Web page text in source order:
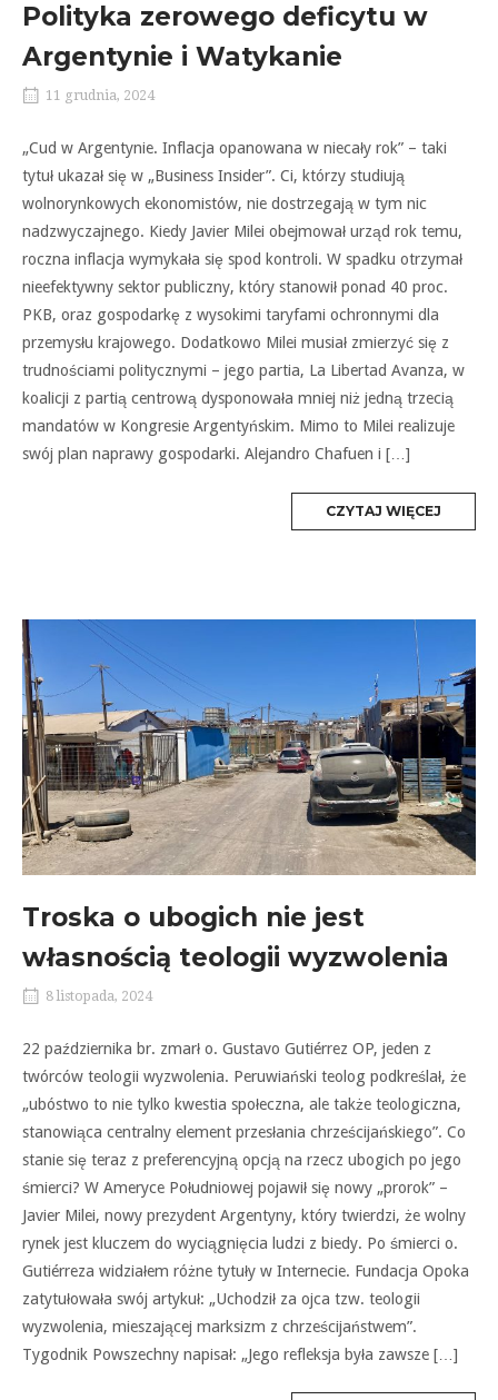
Polityka zerowego deficytu w
Argentynie i Watykanie
11 grudnia, 2024
„Cud w Argentynie. Inflacja opanowana w niecały rok” – taki
tytuł ukazał się w „Business Insider”. Ci, którzy studiują
wolnorynkowych ekonomistów, nie dostrzegają w tym nic
nadzwyczajnego. Kiedy Javier Milei obejmował urząd rok temu,
roczna inflacja wymykała się spod kontroli. W spadku otrzymał
nieefektywny sektor publiczny, który stanowił ponad 40 proc.
PKB, oraz gospodarkę z wysokimi taryfami ochronnymi dla
przemysłu krajowego. Dodatkowo Milei musiał zmierzyć się z
trudnościami politycznymi – jego partia, La Libertad Avanza, w
koalicji z partią centrową dysponowała mniej niż jedną trzecią
mandatów w Kongresie Argentyńskim. Mimo to Milei realizuje
swój plan naprawy gospodarki. Alejandro Chafuen i […]
CZYTAJ WIĘCEJ
Troska o ubogich nie jest
własnością teologii wyzwolenia
8 listopada, 2024
22 października br. zmarł o. Gustavo Gutiérrez OP, jeden z
twórców teologii wyzwolenia. Peruwiański teolog podkreślał, że
„ubóstwo to nie tylko kwestia społeczna, ale także teologiczna,
stanowiąca centralny element przesłania chrześcijańskiego”. Co
stanie się teraz z preferencyjną opcją na rzecz ubogich po jego
śmierci? W Ameryce Południowej pojawił się nowy „prorok” –
Javier Milei, nowy prezydent Argentyny, który twierdzi, że wolny
rynek jest kluczem do wyciągnięcia ludzi z biedy. Po śmierci o.
Gutiérreza widziałem różne tytuły w Internecie. Fundacja Opoka
zatytułowała swój artykuł: „Uchodził za ojca tzw. teologii
wyzwolenia, mieszającej marksizm z chrześcijaństwem”.
Tygodnik Powszechny napisał: „Jego refleksja była zawsze […]